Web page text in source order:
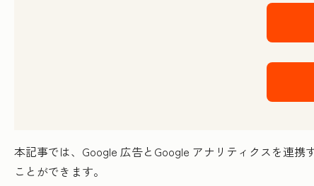
本記事では、Google 広告とGoogle アナリティクスを連
ことができます。